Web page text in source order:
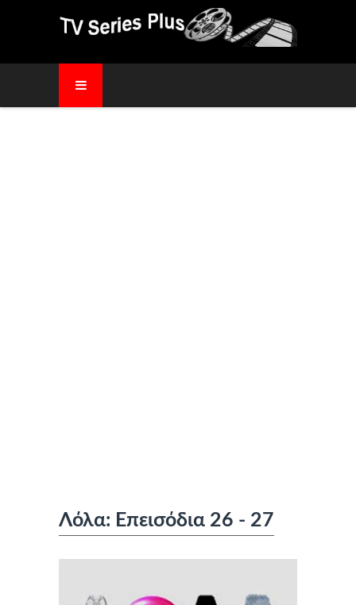
Λόλα: Επεισόδια 26 - 27